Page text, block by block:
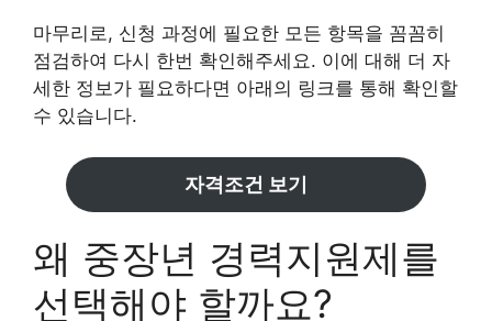
마무리로, 신청 과정에 필요한 모든 항목을 꼼꼼히
점검하여 다시 한번 확인해주세요. 이에 대해 더 자
세한 정보가 필요하다면 아래의 링크를 통해 확인할
수 있습니다.
자격조건 보기
왜 중장년 경력지원제를
선택해야 할까요?